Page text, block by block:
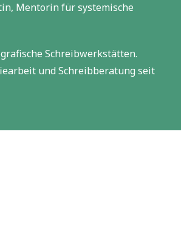
Mentorin für systemische
Schreibwerkstätten.
und Schreibberatung seit